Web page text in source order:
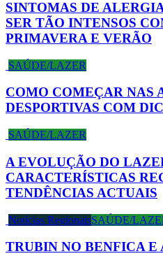
SINTOMAS DE
SER TÃO INTENSOS
PRIMAVERA E VERÃO
SAÚDE/LAZER
COMO COMEÇAR NAS
DESPORTIVAS COM
SAÚDE/LAZER
A EVOLUÇÃO DO
CARACTERÍSTICAS
TENDÊNCIAS ACTUAIS
Notícias RegionaisSAÚDE/
TRUBIN NO BENFICA E